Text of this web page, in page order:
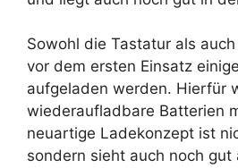
Sowohl die Tastatur als
vor dem ersten Einsatz
aufgeladen werden. Hierfür
wiederaufladbare Batterien
neuartige Ladekonzept ist
sondern sieht auch noch gut